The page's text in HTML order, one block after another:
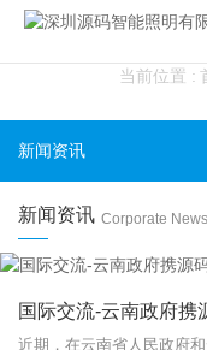
当前位置 :
新闻资讯
新闻资讯 Corporate News
近期，在云南省人民政府